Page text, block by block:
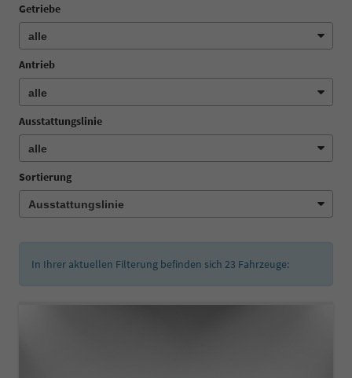
Getriebe
Antrieb
Ausstattungslinie
Sortierung
In Ihrer aktuellen Filterung befinden sich 23 Fahrzeuge: